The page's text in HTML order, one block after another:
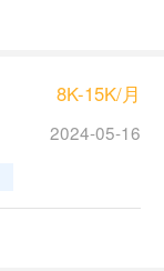
8K-15K/月
2024-05-16